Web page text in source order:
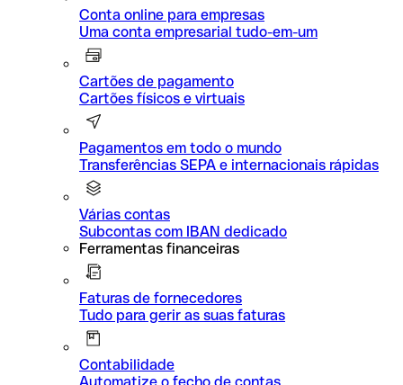
Conta online para empresas
Uma conta empresarial tudo-em-um
Cartões de pagamento
Cartões físicos e virtuais
Pagamentos em todo o mundo
Transferências SEPA e internacionais rápidas
Várias contas
Subcontas com IBAN dedicado
Ferramentas financeiras
Faturas de fornecedores
Tudo para gerir as suas faturas
Contabilidade